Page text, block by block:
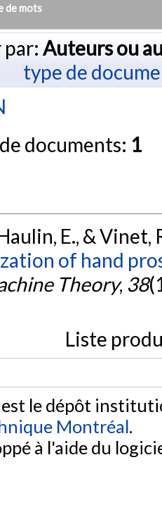
de mots
Auteurs ou
type de
documents: 1
E., & Vinet,
of hand
Theory, 38
Liste
le dépôt
Montréal.
à l'aide du